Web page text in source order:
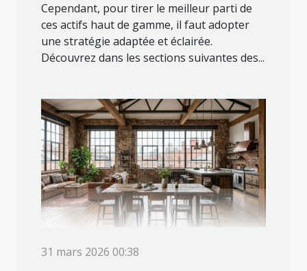
Cependant, pour tirer le meilleur parti de
ces actifs haut de gamme, il faut adopter
une stratégie adaptée et éclairée.
Découvrez dans les sections suivantes des...
31 mars 2026 00:38